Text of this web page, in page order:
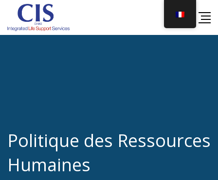
content
Politique des Ressources
Humaines